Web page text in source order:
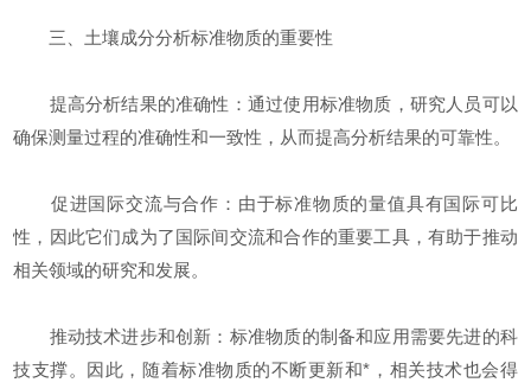
三、土壤成分分析标准物质的重要性
提高分析结果的准确性：通过使用标准物质，研究人员可以
确保测量过程的准确性和一致性，从而提高分析结果的可靠性。
促进国际交流与合作：由于标准物质的量值具有国际可比
性，因此它们成为了国际间交流和合作的重要工具，有助于推动
相关领域的研究和发展。
推动技术进步和创新：标准物质的制备和应用需要先进的科
技支撑。因此，随着标准物质的不断更新和*，相关技术也会得